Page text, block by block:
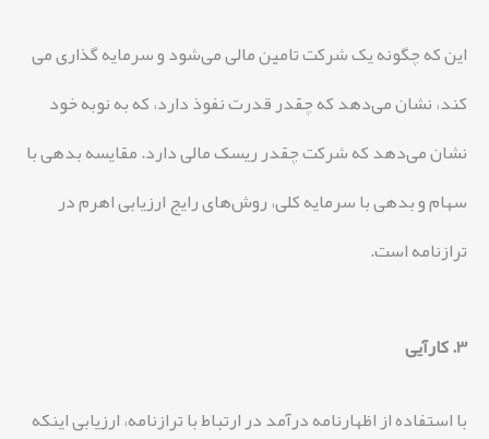
این که چگونه یک شرکت تامین مالی می‌شود و سرمایه گذاری می
کند، نشان می‌دهد که چقدر قدرت نفوذ دارد، که به نوبه خود
نشان می‌دهد که شرکت چقدر ریسک مالی دارد. مقایسه بدهی با
سهام و بدهی با سرمایه کلی، روش‌های رایج ارزیابی اهرم در
ترازنامه است.
3. کارآیی
با استفاده از اظهارنامه درآمد در ارتباط با ترازنامه، ارزیابی اینکه